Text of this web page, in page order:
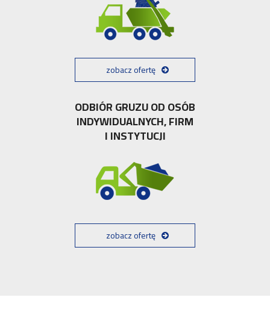
zobacz ofertę
ODBIÓR GRUZU OD OSÓB
INDYWIDUALNYCH, FIRM
I INSTYTUCJI
zobacz ofertę